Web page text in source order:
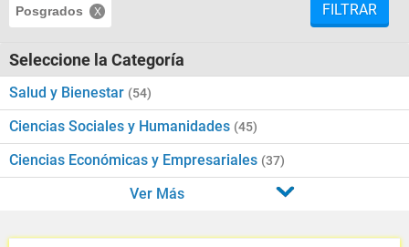
Posgrados FILTRAR
Seleccione la Categoría
Salud y Bienestar (54)
Ciencias Sociales y Humanidades (45)
Ciencias Económicas y Empresariales (37)
Ver Más